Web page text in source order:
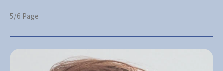
5/6 Page